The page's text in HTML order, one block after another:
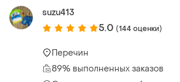
suzu413
5.0 (144 оценки)
Перечин
89% выполненных заказов